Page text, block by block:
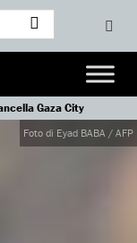
Gaza City
Foto di Eyad BABA / AFP